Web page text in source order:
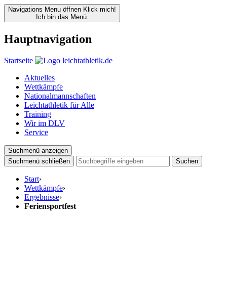
Navigations Menu öffnen Klick mich!
Ich bin das Menü.
Hauptnavigation
Startseite
Aktuelles
Wettkämpfe
Nationalmannschaften
Leichtathletik für Alle
Training
Wir im DLV
Service
Suchmenü anzeigen
Suchmenü schließen
Suchen
Start›
Wettkämpfe›
Ergebnisse›
Feriensportfest